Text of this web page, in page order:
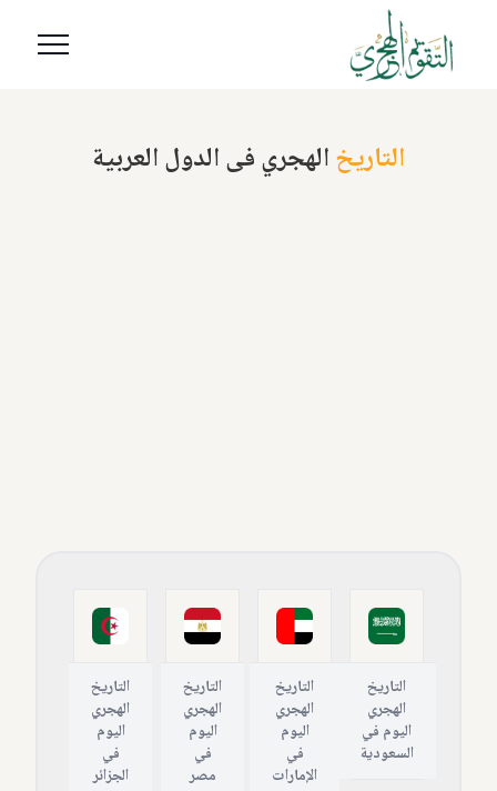
الهجري فى الدول العربيةالتاريخ
التاريخ
الهجري
اليوم في
السعودية
التاريخ
الهجري
اليوم
في
الإمارات
التاريخ
الهجري
اليوم
في
مصر
التاريخ
الهجري
اليوم
في
الجزائر